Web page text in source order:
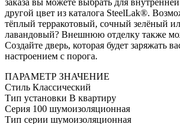
другой цвет из каталога SteelLak®.
тёплый терракотовый, сочный зелёный
лавандовый? Внешнюю отделку также
Создайте дверь, которая будет заряжать
настроением с порога.
ПАРАМЕТР ЗНАЧЕНИЕ
Стиль Классический
Тип установки В квартиру
Серия 100 шумоизоляционная
Тип серии шумоизоляционная